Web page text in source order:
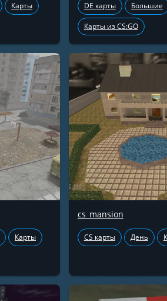
Карты DE карты Большие
Карты из CS:GO
Карты
cs_mansion
CS карты День